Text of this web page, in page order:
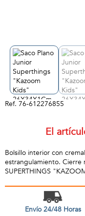
Ref. 76-612276855
El
Bolsillo interior con
estrangulamiento. Cierre
SUPERTHINGS
Envío 24/48 Horas